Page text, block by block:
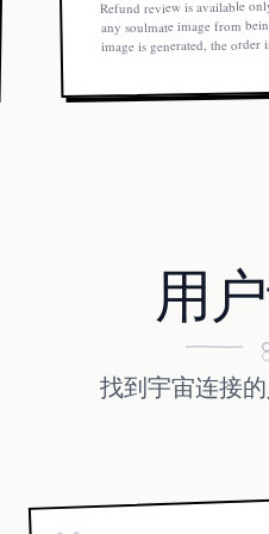
Refund review is available
any soulmate image from
image is generated, the order
用
找到宇宙连接